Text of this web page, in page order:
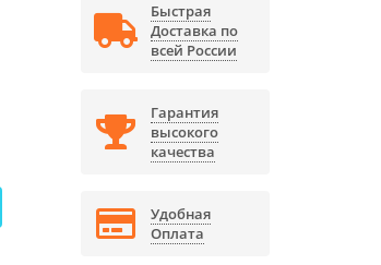
Быстрая
Доставка по
всей России
Гарантия
высокого
качества
Удобная
Оплата